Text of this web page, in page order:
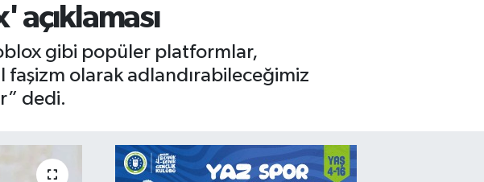
açıklaması
gibi popüler platformlar,
faşizm olarak adlandırabileceğimiz
dedi.